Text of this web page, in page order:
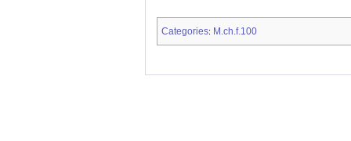
Categories: M.ch.f.100